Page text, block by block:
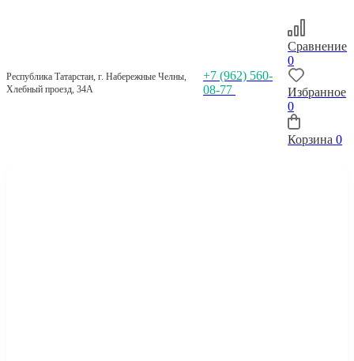
Республика Татарстан, г. Набережные Челны,
Хлебный проезд, 34А
+7 (962) 560-
08-77
Сравнение
0
Избранное
0
Корзина 0